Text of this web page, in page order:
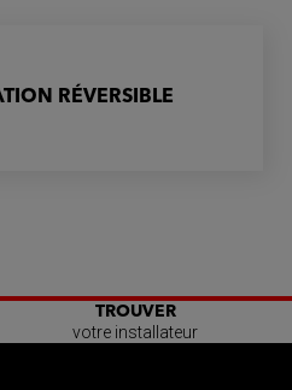
RÉVERSIBLE
TROUVER
votre installateur